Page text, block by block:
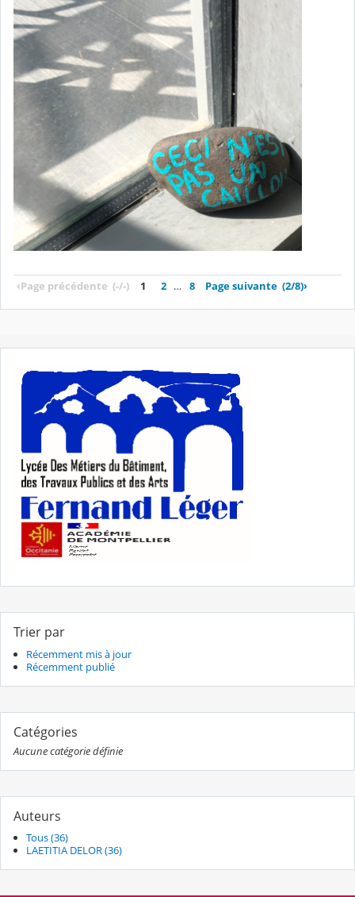
‹Page précédente (-/-) 1 2 … 8 Page suivante (2/8)›
Trier par
Récemment mis à jour
Récemment publié
Catégories
Aucune catégorie définie
Auteurs
Tous (36)
LAETITIA DELOR (36)